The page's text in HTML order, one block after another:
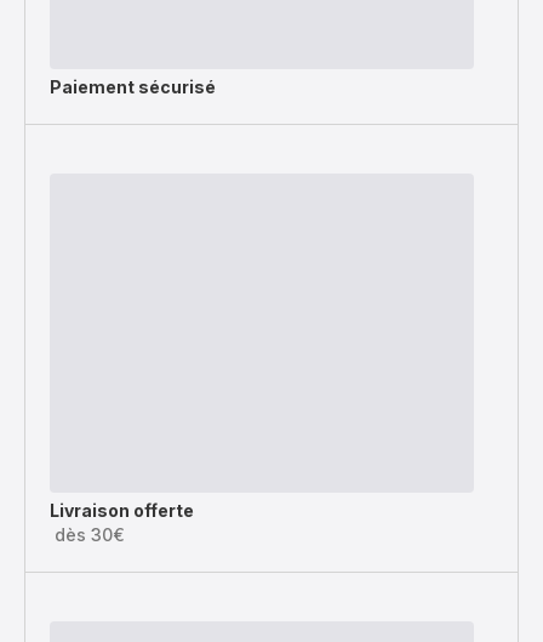
Paiement sécurisé
Livraison offerte
dès 30€